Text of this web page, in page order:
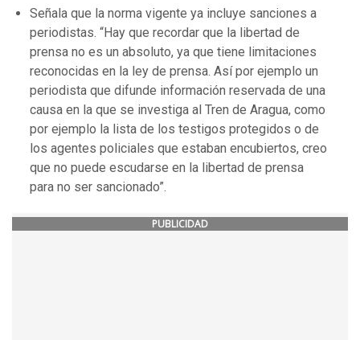
Señala que la norma vigente ya incluye sanciones a
periodistas. “Hay que recordar que la libertad de
prensa no es un absoluto, ya que tiene limitaciones
reconocidas en la ley de prensa. Así por ejemplo un
periodista que difunde información reservada de una
causa en la que se investiga al Tren de Aragua, como
por ejemplo la lista de los testigos protegidos o de
los agentes policiales que estaban encubiertos, creo
que no puede escudarse en la libertad de prensa
para no ser sancionado”.
PUBLICIDAD